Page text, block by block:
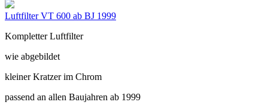
Luftfilter VT 600 ab BJ 1999
Kompletter Luftfilter
wie abgebildet
kleiner Kratzer im Chrom
passend an allen Baujahren ab 1999